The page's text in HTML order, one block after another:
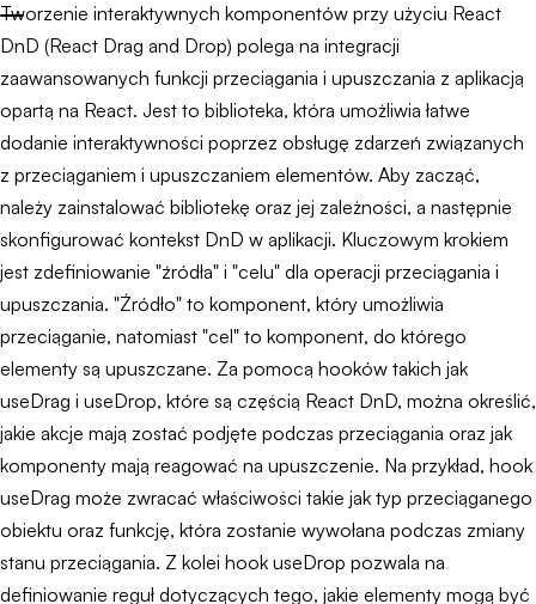
Tworzenie interaktywnych komponentów przy użyciu React
DnD (React Drag and Drop) polega na integracji
zaawansowanych funkcji przeciągania i upuszczania z aplikacją
opartą na React. Jest to biblioteka, która umożliwia łatwe
dodanie interaktywności poprzez obsługę zdarzeń związanych
z przeciąganiem i upuszczaniem elementów. Aby zacząć,
należy zainstalować bibliotekę oraz jej zależności, a następnie
skonfigurować kontekst DnD w aplikacji. Kluczowym krokiem
jest zdefiniowanie "źródła" i "celu" dla operacji przeciągania i
upuszczania. "Źródło" to komponent, który umożliwia
przeciąganie, natomiast "cel" to komponent, do którego
elementy są upuszczane. Za pomocą hooków takich jak
useDrag i useDrop, które są częścią React DnD, można określić,
jakie akcje mają zostać podjęte podczas przeciągania oraz jak
komponenty mają reagować na upuszczenie. Na przykład, hook
useDrag może zwracać właściwości takie jak typ przeciąganego
obiektu oraz funkcję, która zostanie wywołana podczas zmiany
stanu przeciągania. Z kolei hook useDrop pozwala na
definiowanie reguł dotyczących tego, jakie elementy mogą być